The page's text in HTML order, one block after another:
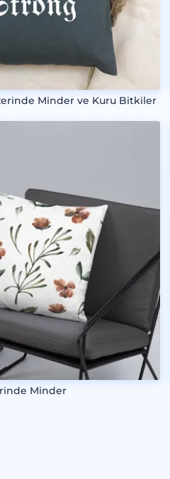
Minder ve Kuru Bitkiler
Minder